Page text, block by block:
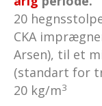
20
CKA
Arsen), til et
(standart for
20 kg/m3